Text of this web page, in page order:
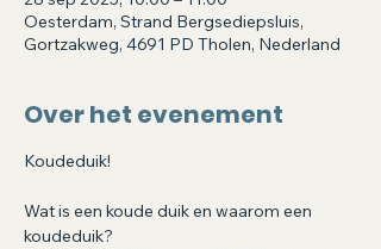
Oesterdam, Strand Bergsediepsluis,
Gortzakweg, 4691 PD Tholen, Nederland
Over het evenement
Koudeduik!
Wat is een koude duik en waarom een
koudeduik?